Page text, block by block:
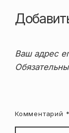
Ваш адрес
Комментарий *